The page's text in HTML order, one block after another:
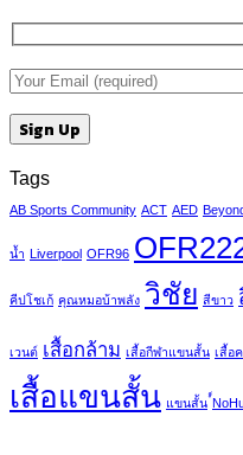
Tags
AB Sports Community ACT AED
น้ำ Liverpool OFR96
คีปโชเก้ คุณหมอบ้าพลัง วิชัย สีขาว
เวนต์ เสื้อกล้าม เสื้อกีฬาแขนสั้น เสื้อ
เสื้อแขนสั้น แขนสั้น